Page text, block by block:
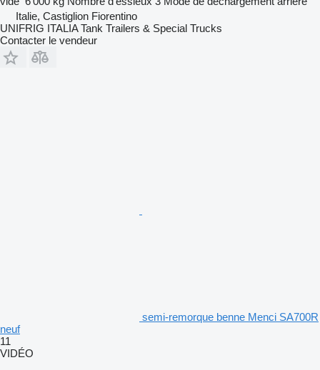
Italie, Castiglion Fiorentino
UNIFRIG ITALIA Tank Trailers & Special Trucks
Contacter le vendeur
semi-remorque benne Menci SA700R
neuf
11
VIDÉO